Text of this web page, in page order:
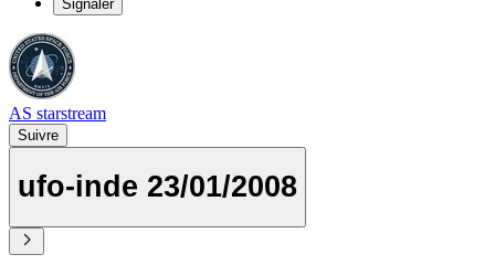
Signaler
AS starstream
Suivre
ufo-inde 23/01/2008